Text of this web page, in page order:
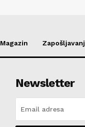
Magazin
Newsletter